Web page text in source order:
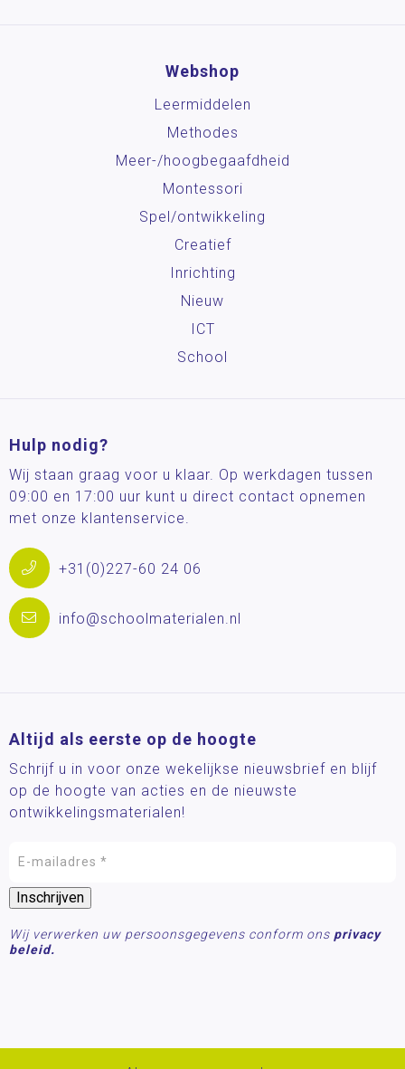
Webshop
Leermiddelen
Methodes
Meer-/hoog­begaafdheid
Montessori
Spel/ontwikkeling
Creatief
Inrichting
Nieuw
ICT
School
Hulp nodig?
Wij staan graag voor u klaar. Op werkdagen tussen
09:00 en 17:00 uur kunt u direct contact opnemen
met onze klantenservice.
+31(0)227-60 24 06
info@schoolmaterialen.nl
Altijd als eerste op de hoogte
Schrijf u in voor onze wekelijkse nieuwsbrief en blijf
op de hoogte van acties en de nieuwste
ontwikkelingsmaterialen!
Wij verwerken uw persoonsgegevens conform ons privacy
beleid.